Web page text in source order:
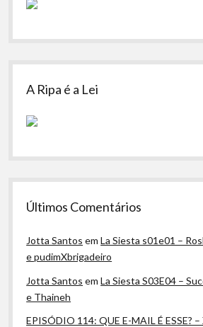
A Ripa é a Lei
Últimos Comentários
Jotta Santos emLa Siesta s01e01 –
e pudimXbrigadeiro
Jotta Santos emLa Siesta S03E04 –
e Thaineh
EPISÓDIO 114: QUE E-MAIL É ESSE? –